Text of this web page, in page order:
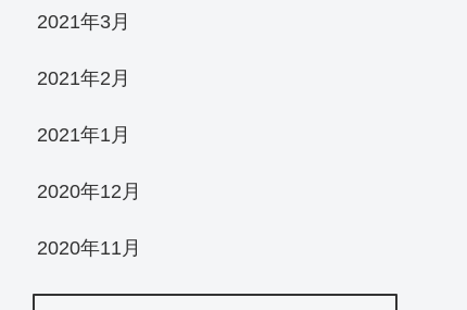
2021年3月
2021年2月
2021年1月
2020年12月
2020年11月